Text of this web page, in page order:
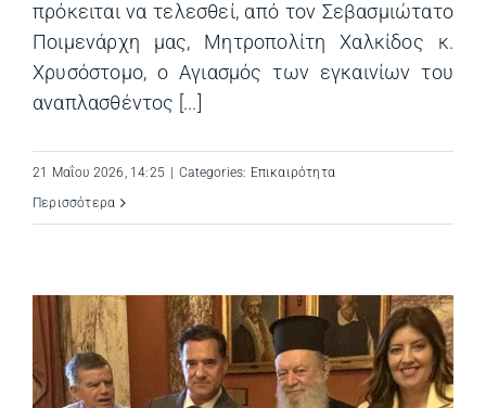
πρόκειται να τελεσθεί, από τον Σεβασμιώτατο
Ποιμενάρχη μας, Μητροπολίτη Χαλκίδος κ.
Χρυσόστομο, ο Αγιασμός των εγκαινίων του
αναπλασθέντος [...]
21 Μαΐου 2026, 14:25 Categories: Επικαιρότητα
Περισσότερα